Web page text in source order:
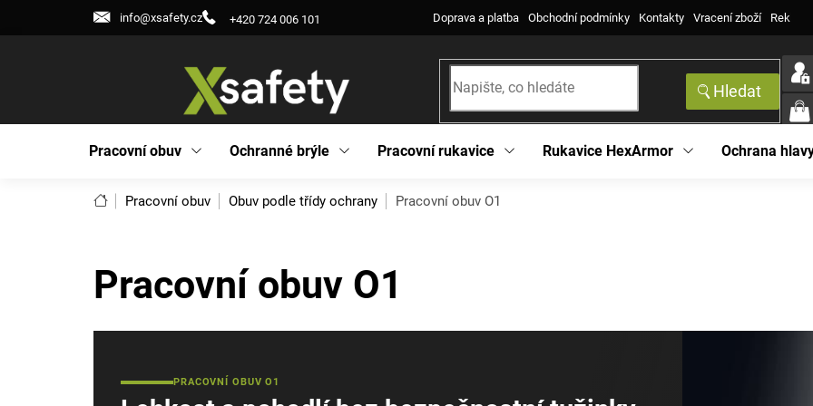
+420 724 006 101
info@xsafety.cz Doprava a platba Obchodní podmínky Kontakty Vracení zboží
Hledat
KOŠÍK
Pracovní obuv Ochranné brýle Pracovní rukavice Rukavice HexArmor Ochrana
DomůPracovní obuv Obuv podle třídy ochrany Pracovní obuv O1
Pracovní obuv O1
PRACOVNÍ OBUV O1